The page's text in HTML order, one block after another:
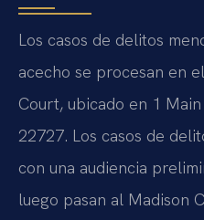
Los casos de delitos
acecho se procesan en
Court, ubicado en 1
22727. Los casos de
con una audiencia
luego pasan al Madison